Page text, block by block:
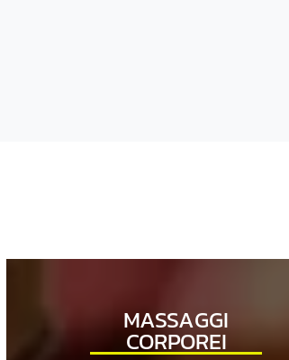
MASSAGGI
CORPOREI